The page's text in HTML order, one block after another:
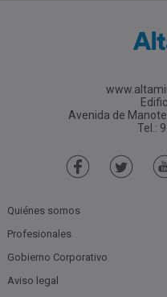
Avenida de
Tel.:
Quiénes somos
Profesionales
Gobierno Corporativo
Aviso legal